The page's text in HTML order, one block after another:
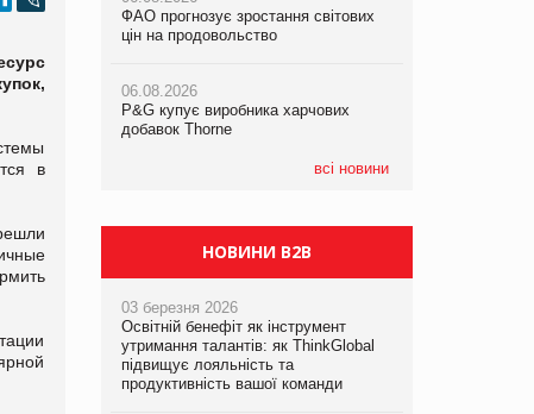
в
ФАО прогнозує зростання світових
цін на продовольство
06.08.2026
P&G купує виробника харчових
добавок Thorne
всі новини
ФАО прогнозує зростання світових
цін на продовольство
06.08.2026
P&G купує виробника харчових
добавок Thorne
ФАО прогнозує зростання світових
цін на продовольство
06.08.2026
P&G купує виробника харчових
добавок Thorne
НОВИНИ B2B
03 березня 2026
Освітній бенефіт як інструмент
утримання талантів: як ThinkGlobal
підвищує лояльність та
продуктивність вашої команди